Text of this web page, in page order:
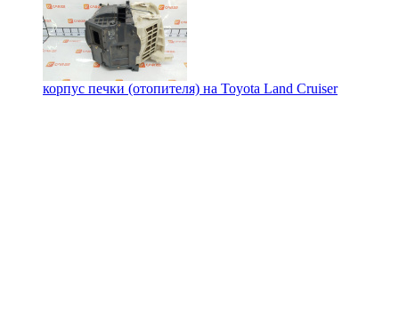
корпус печки (отопителя) на Toyota Land Cruiser